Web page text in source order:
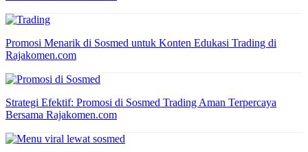
Promosi Menarik di Sosmed untuk Konten Edukasi Trading di
Rajakomen.com
Strategi Efektif: Promosi di Sosmed Trading Aman Terpercaya
Bersama Rajakomen.com